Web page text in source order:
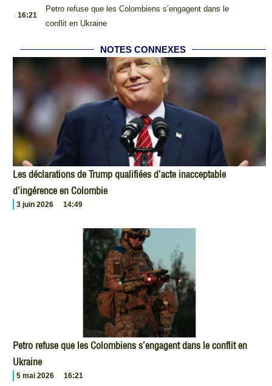
.16:21
Petro refuse que les Colombiens s’engagent dans le
conflit en Ukraine
NOTES CONNEXES
Les déclarations de Trump qualifiées d’acte inacceptable
d’ingérence en Colombie
3 juin 2026 14:49
Petro refuse que les Colombiens s’engagent dans le conflit en
Ukraine
5 mai 2026 16:21